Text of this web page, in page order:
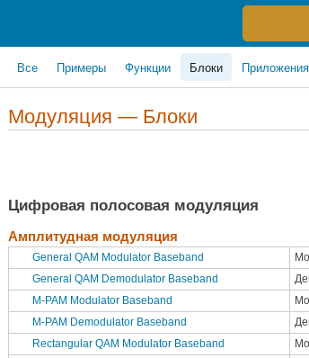
Все Примеры Функции Блоки Приложения
Модуляция — Блоки
Цифровая полосовая модуляция
Амплитудная модуляция
General QAM Modulator Baseband
General QAM Demodulator Baseband
M-PAM Modulator Baseband
M-PAM Demodulator Baseband
Rectangular QAM Modulator Baseband